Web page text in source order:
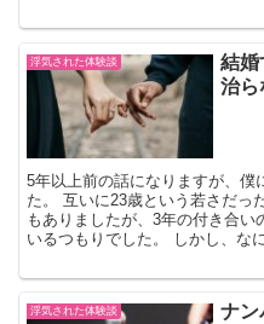
浮気された体験談
結婚
治ら
5年以上前の話になりますが、僕
た。 互いに23歳という若さだっ
もありましたが、3年の付き合
いるつもりでした。 しかし、な
浮気された体験談 ナン